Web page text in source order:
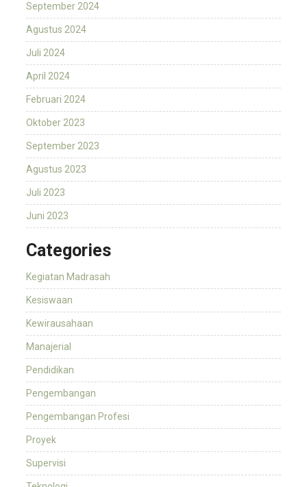
September 2024
Agustus 2024
Juli 2024
April 2024
Februari 2024
Oktober 2023
September 2023
Agustus 2023
Juli 2023
Juni 2023
Categories
Kegiatan Madrasah
Kesiswaan
Kewirausahaan
Manajerial
Pendidikan
Pengembangan
Pengembangan Profesi
Proyek
Supervisi